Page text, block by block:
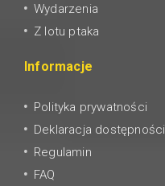
Wydarzenia
Z lotu ptaka
Informacje
Polityka prywatności
Deklaracja dostępności
Regulamin
FAQ